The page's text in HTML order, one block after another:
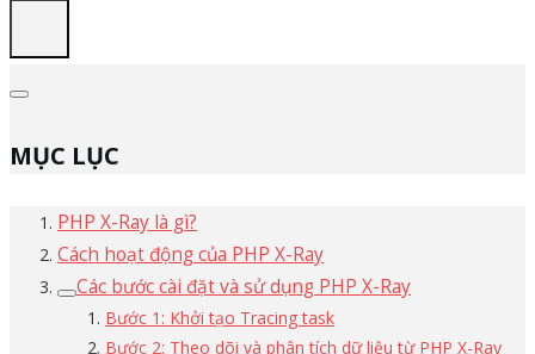
MỤC LỤC
PHP X-Ray là gì?
Cách hoạt động của PHP X-Ray
Các bước cài đặt và sử dụng PHP X-Ray
Bước 1: Khởi tạo Tracing task
Bước 2: Theo dõi và phân tích dữ liệu từ PHP X-Ray